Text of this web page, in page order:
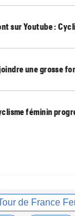
sur Youtube :
une grosse
féminin
rédacteurs… si ça
de France